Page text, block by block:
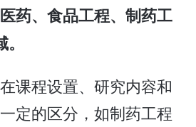
药、食品工程、制药工
课程设置、研究内容和
定的区分，如制药工程